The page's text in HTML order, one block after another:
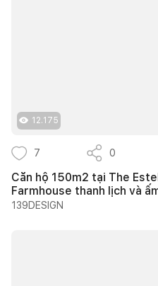
12.175
7 0
Căn hộ 150m2 tại The
Farmhouse thanh lịch và
139DESIGN